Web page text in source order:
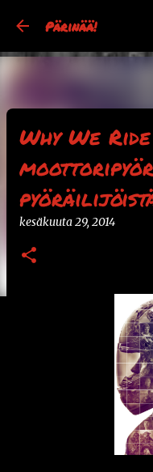
Pärinää!
Why We
kesäkuuta 29, 2014